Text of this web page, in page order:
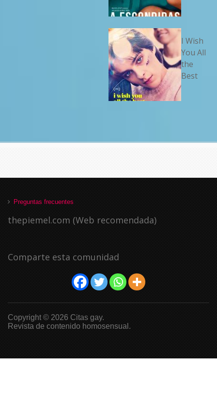
I Wish
You All
the
Best
Preguntas frecuentes
thepiemel.com (Web recomendada)
Comparte esta comunidad
Copyright © 2026 Citas gay.
Revista de contenido homosensual.